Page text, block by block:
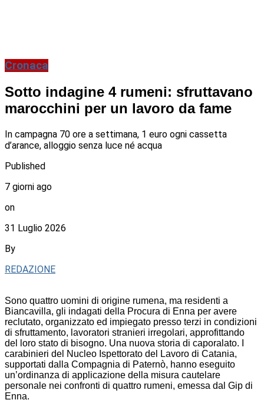
Cronaca
Sotto indagine 4 rumeni: sfruttavano
marocchini per un lavoro da fame
In campagna 70 ore a settimana, 1 euro ogni cassetta
d’arance, alloggio senza luce né acqua
Published
7 giorni ago
on
31 Luglio 2026
By
REDAZIONE
Sono quattro uomini di origine rumena, ma residenti a
Biancavilla, gli indagati della Procura di Enna per avere
reclutato, organizzato ed impiegato presso terzi in condizioni
di sfruttamento, lavoratori stranieri irregolari, approfittando
del loro stato di bisogno. Una nuova storia di caporalato. I
carabinieri del Nucleo Ispettorato del Lavoro di Catania,
supportati dalla Compagnia di Paternò, hanno eseguito
un’ordinanza di applicazione della misura cautelare
personale nei confronti di quattro rumeni, emessa dal Gip di
Enna.